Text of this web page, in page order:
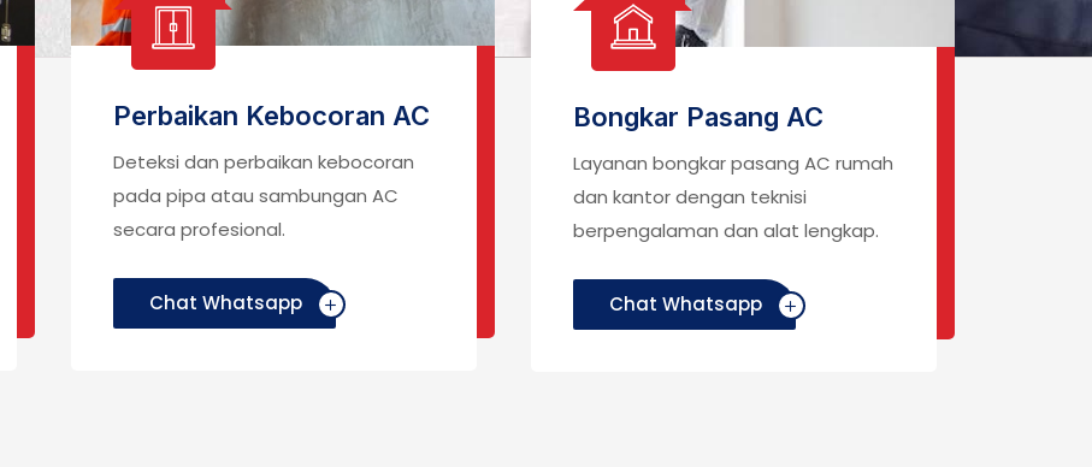
Perbaikan Kebocoran AC
Deteksi dan perbaikan kebocoran
pada pipa atau sambungan AC
secara profesional.
Chat Whatsapp
Bongkar Pasang AC
Layanan bongkar pasang AC rumah
dan kantor dengan teknisi
berpengalaman dan alat lengkap.
Chat Whatsapp